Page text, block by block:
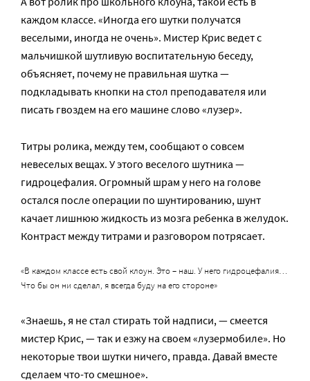
каждом классе. «Иногда его шутки получатся
веселыми, иногда не очень». Мистер Крис ведет с
мальчишкой шутливую воспитательную беседу,
объясняет, почему не правильная шутка —
подкладывать кнопки на стол преподавателя или
писать гвоздем на его машине слово «лузер».
Титры ролика, между тем, сообщают о совсем
невеселых вещах. У этого веселого шутника —
гидроцефалия. Огромный шрам у него на голове
остался после операции по шунтированию, шунт
качает лишнюю жидкость из мозга ребенка в желудок.
Контраст между титрами и разговором потрясает.
«В каждом классе есть свой клоун. Это – наш. У него гидроцефалия…
Что бы он ни сделал, я всегда буду на его стороне»
«Знаешь, я не стал стирать той надписи, — смеется
мистер Крис, — так и езжу на своем «лузермобиле». Но
некоторые твои шутки ничего, правда. Давай вместе
сделаем что-то смешное».